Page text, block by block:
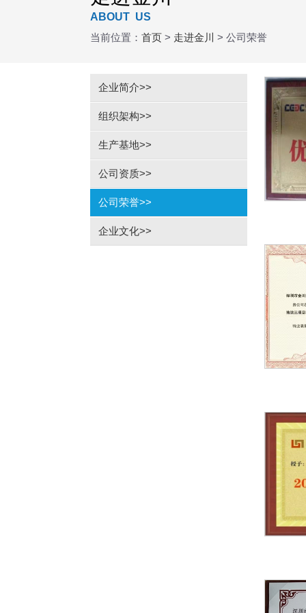
ABOUT US
当前位置： 首页 > 走进金川 > 公司荣誉
企业简介>>
组织架构>>
生产基地>>
公司资质>>
公司荣誉>>
企业文化>>